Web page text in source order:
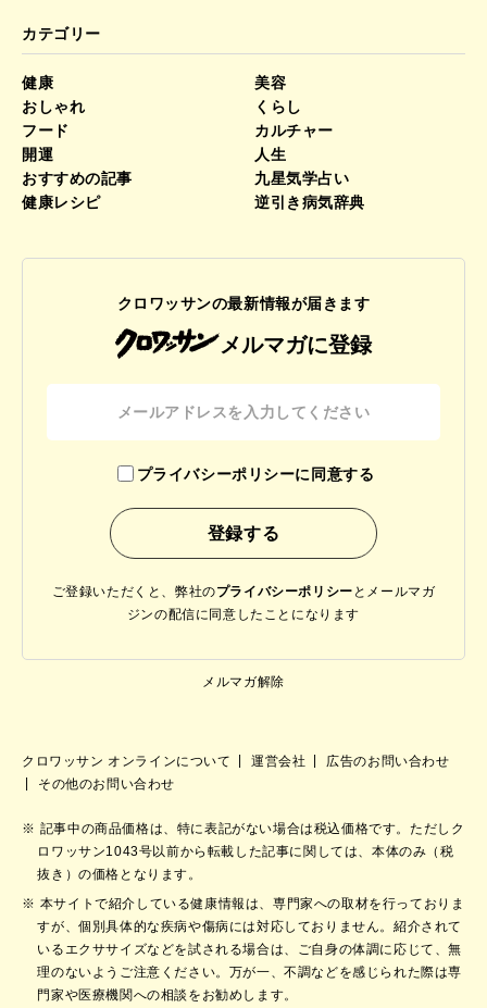
カテゴリー
健康
美容
おしゃれ
くらし
フード
カルチャー
開運
人生
おすすめの記事
九星気学占い
健康レシピ
逆引き病気辞典
クロワッサンの最新情報が届きます
メルマガに登録
プライバシーポリシーに同意する
ご登録いただくと、弊社のプライバシーポリシー と メールマガ
ジンの配信に同意したことになります
メルマガ解除
クロワッサン オンラインについて 運営会社
広告のお問い合わせ
その他のお問い合わせ
記事中の商品価格は、特に表記がない場合は税込価格です。ただしク
ロワッサン1043号以前から転載した記事に関しては、本体のみ（税
抜き）の価格となります。
本サイトで紹介している健康情報は、専門家への取材を行っておりま
すが、個別具体的な疾病や傷病には対応しておりません。紹介されて
いるエクササイズなどを試される場合は、ご自身の体調に応じて、無
理のないようご注意ください。万が一、不調などを感じられた際は専
門家や医療機関への相談をお勧めします。